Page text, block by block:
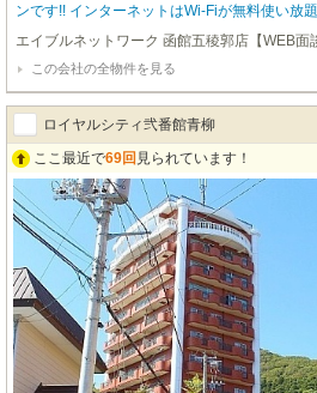
ンです!! インターネットはWi-Fiが無料使い放題なのでスマホもパソコンも何台
でも繋げてご利用いただけます🎶 函館も夏は
すが、エアコン付きなので夏も快適です🎐 函
紹介可✨ 初期費用をクレジットカードでお支
せはエイブルＮＷ函館五稜郭店【0138-84-
エイブルネットワーク 函館五稜郭店【WEB面
この会社の全物件を見る
ロイヤルシティ弐番館青柳
ここ最近で69回 見られています！